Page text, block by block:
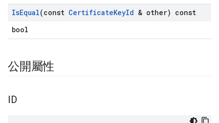
IsEqual(const CertificateKeyId & other) const
bool
公開屬性
ID